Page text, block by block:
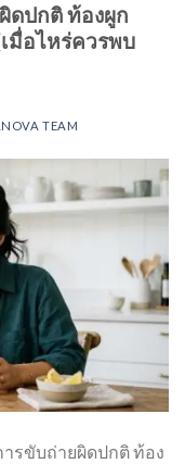
ปกติ ท้องผูก
มื่อไหร่ควรพบ
TEAM
รขับถ่ายผิดปกติ ท้อง